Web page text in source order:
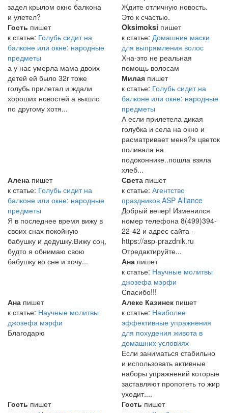
задел крылом окно балкона
и улетел?
Ждите отличную новость.
Это к счастью.
Гость пишет
к статье: Голубь сидит на
балконе или окне: народные
предметы
а у нас умерла мама двоих
детей ей было 32г тоже
голубь прилетал и ждали
хороших новостей а вышло
по другому хотя...
Oksimoksi пишет
к статье: Домашние маски
для выпрямления волос
Хна-это не реальная
помощь волосам
Милая пишет
к статье: Голубь сидит на
балконе или окне: народные
предметы
А если прилетела дикая
голубка и села на окно и
расматривает меня?я цветок
поливала на
подоконнике..пошла взяла
хлеб...
Алена пишет
к статье: Голубь сидит на
балконе или окне: народные
предметы
Я в последнее время вижу в
своих снах покойную
бабушку и дедушку.Вижу соң,
будто я обнимаю свою
бабушку во сне и хочу...
Света пишет
к статье: Агентство
праздников ASP Alliance
Добрый вечер! Изменился
номер телефона 8(499)394-
22-42 и адрес сайта -
https://asp-prazdnik.ru
Отредактируйте...
Ана пишет
к статье: Научные молитвы
джозефа мэрфи
Спасибо!!!
Ана пишет
к статье: Научные молитвы
джозефа мэрфи
Благодарю
Алекс Казинск пишет
к статье: Наиболее
эффективные упражнения
для похудения живота в
домашних условиях
Если заниматься стабильно
и использовать активные
наборы упражнений которые
заставляют пропотеть то жир
уходит....
Гость пишет
Гость пишет